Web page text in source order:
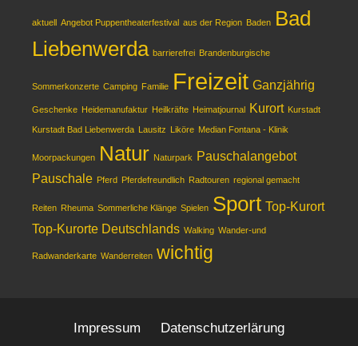
aktuell Angebot Puppentheaterfestival aus der Region Baden Bad
Liebenwerda barrierefrei Brandenburgische
Sommerkonzerte Camping Familie Freizeit Ganzjährig
Geschenke Heidemanufaktur Heilkräfte Heimatjournal Kurort Kurstadt
Kurstadt Bad Liebenwerda Lausitz Liköre Median Fontana - Klinik
Moorpackungen Natur Naturpark Pauschalangebot
Pauschale Pferd Pferdefreundlich Radtouren regional gemacht
Reiten Rheuma Sommerliche Klänge Spielen Sport Top-Kurort
Top-Kurorte Deutschlands Walking Wander-und
Radwanderkarte Wanderreiten wichtig
Impressum Datenschutzerlärung